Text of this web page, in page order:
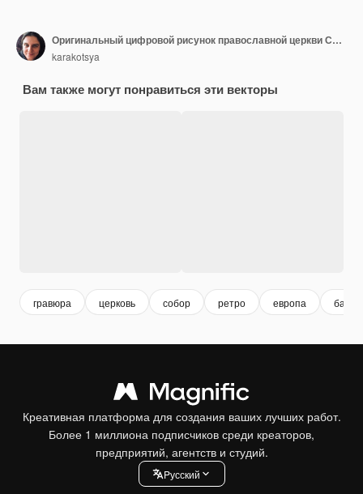
Оригинальный цифровой рисунок православной церкви Святого Андрея Растрелли в Киеве Киев Украина
karakotsya
Вам также могут понравиться эти векторы
гравюра церковь собор ретро европа
Креативная платформа для создания ваших лучших работ.
Более 1 миллиона подписчиков среди креаторов,
предприятий, агентств и студий.
Pусский